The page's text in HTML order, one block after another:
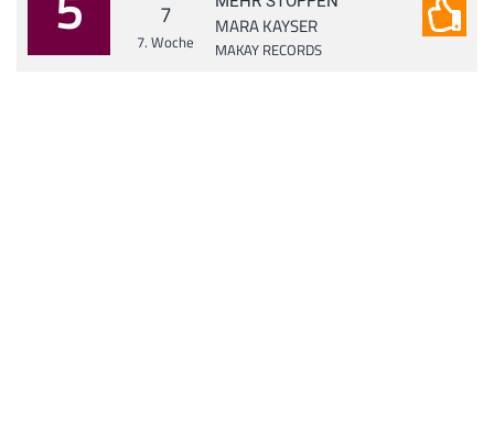
7
7. Woche
MARA KAYSER
MAKAY RECORDS